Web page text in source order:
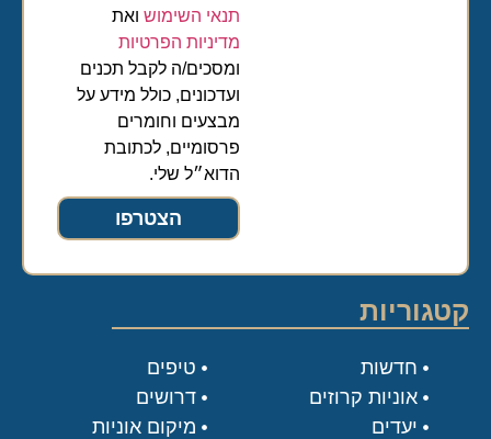
תנאי השימושואת
מדיניות הפרטיות
ומסכים/ה לקבל תכנים
ועדכונים, כולל מידע על
מבצעים וחומרים
פרסומיים, לכתובת
הדוא״ל שלי.
הצטרפו
קטגוריות
טיפים
דרושים
מיקום אוניות
חדשות
אוניות קרוזים
יעדים